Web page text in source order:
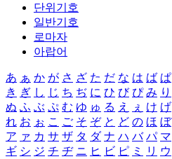
단위기호
일반기호
로마자
아랍어
あ ぁ か が さ ざ た だ な は ば ぱ
き ぎ し じ ち ぢ に ひ び ぴ み り
ぬ ふ ぶ ぷ む ゆ ゅ る え ぇ け げ
れ お ぉ こ ご そ ぞ と ど の ほ ぼ
ア ァ カ サ ザ タ ダ ナ ハ バ パ マ
ギ シ ジ チ ヂ ニ ヒ ビ ピ ミ リ ウ